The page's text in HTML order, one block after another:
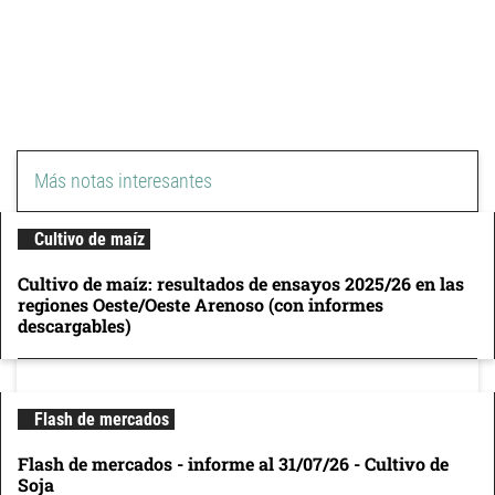
Más notas interesantes
Cultivo de maíz
Cultivo de maíz: resultados de ensayos 2025/26 en las
regiones Oeste/Oeste Arenoso (con informes
descargables)
Flash de mercados
Flash de mercados - informe al 31/07/26 - Cultivo de
Soja